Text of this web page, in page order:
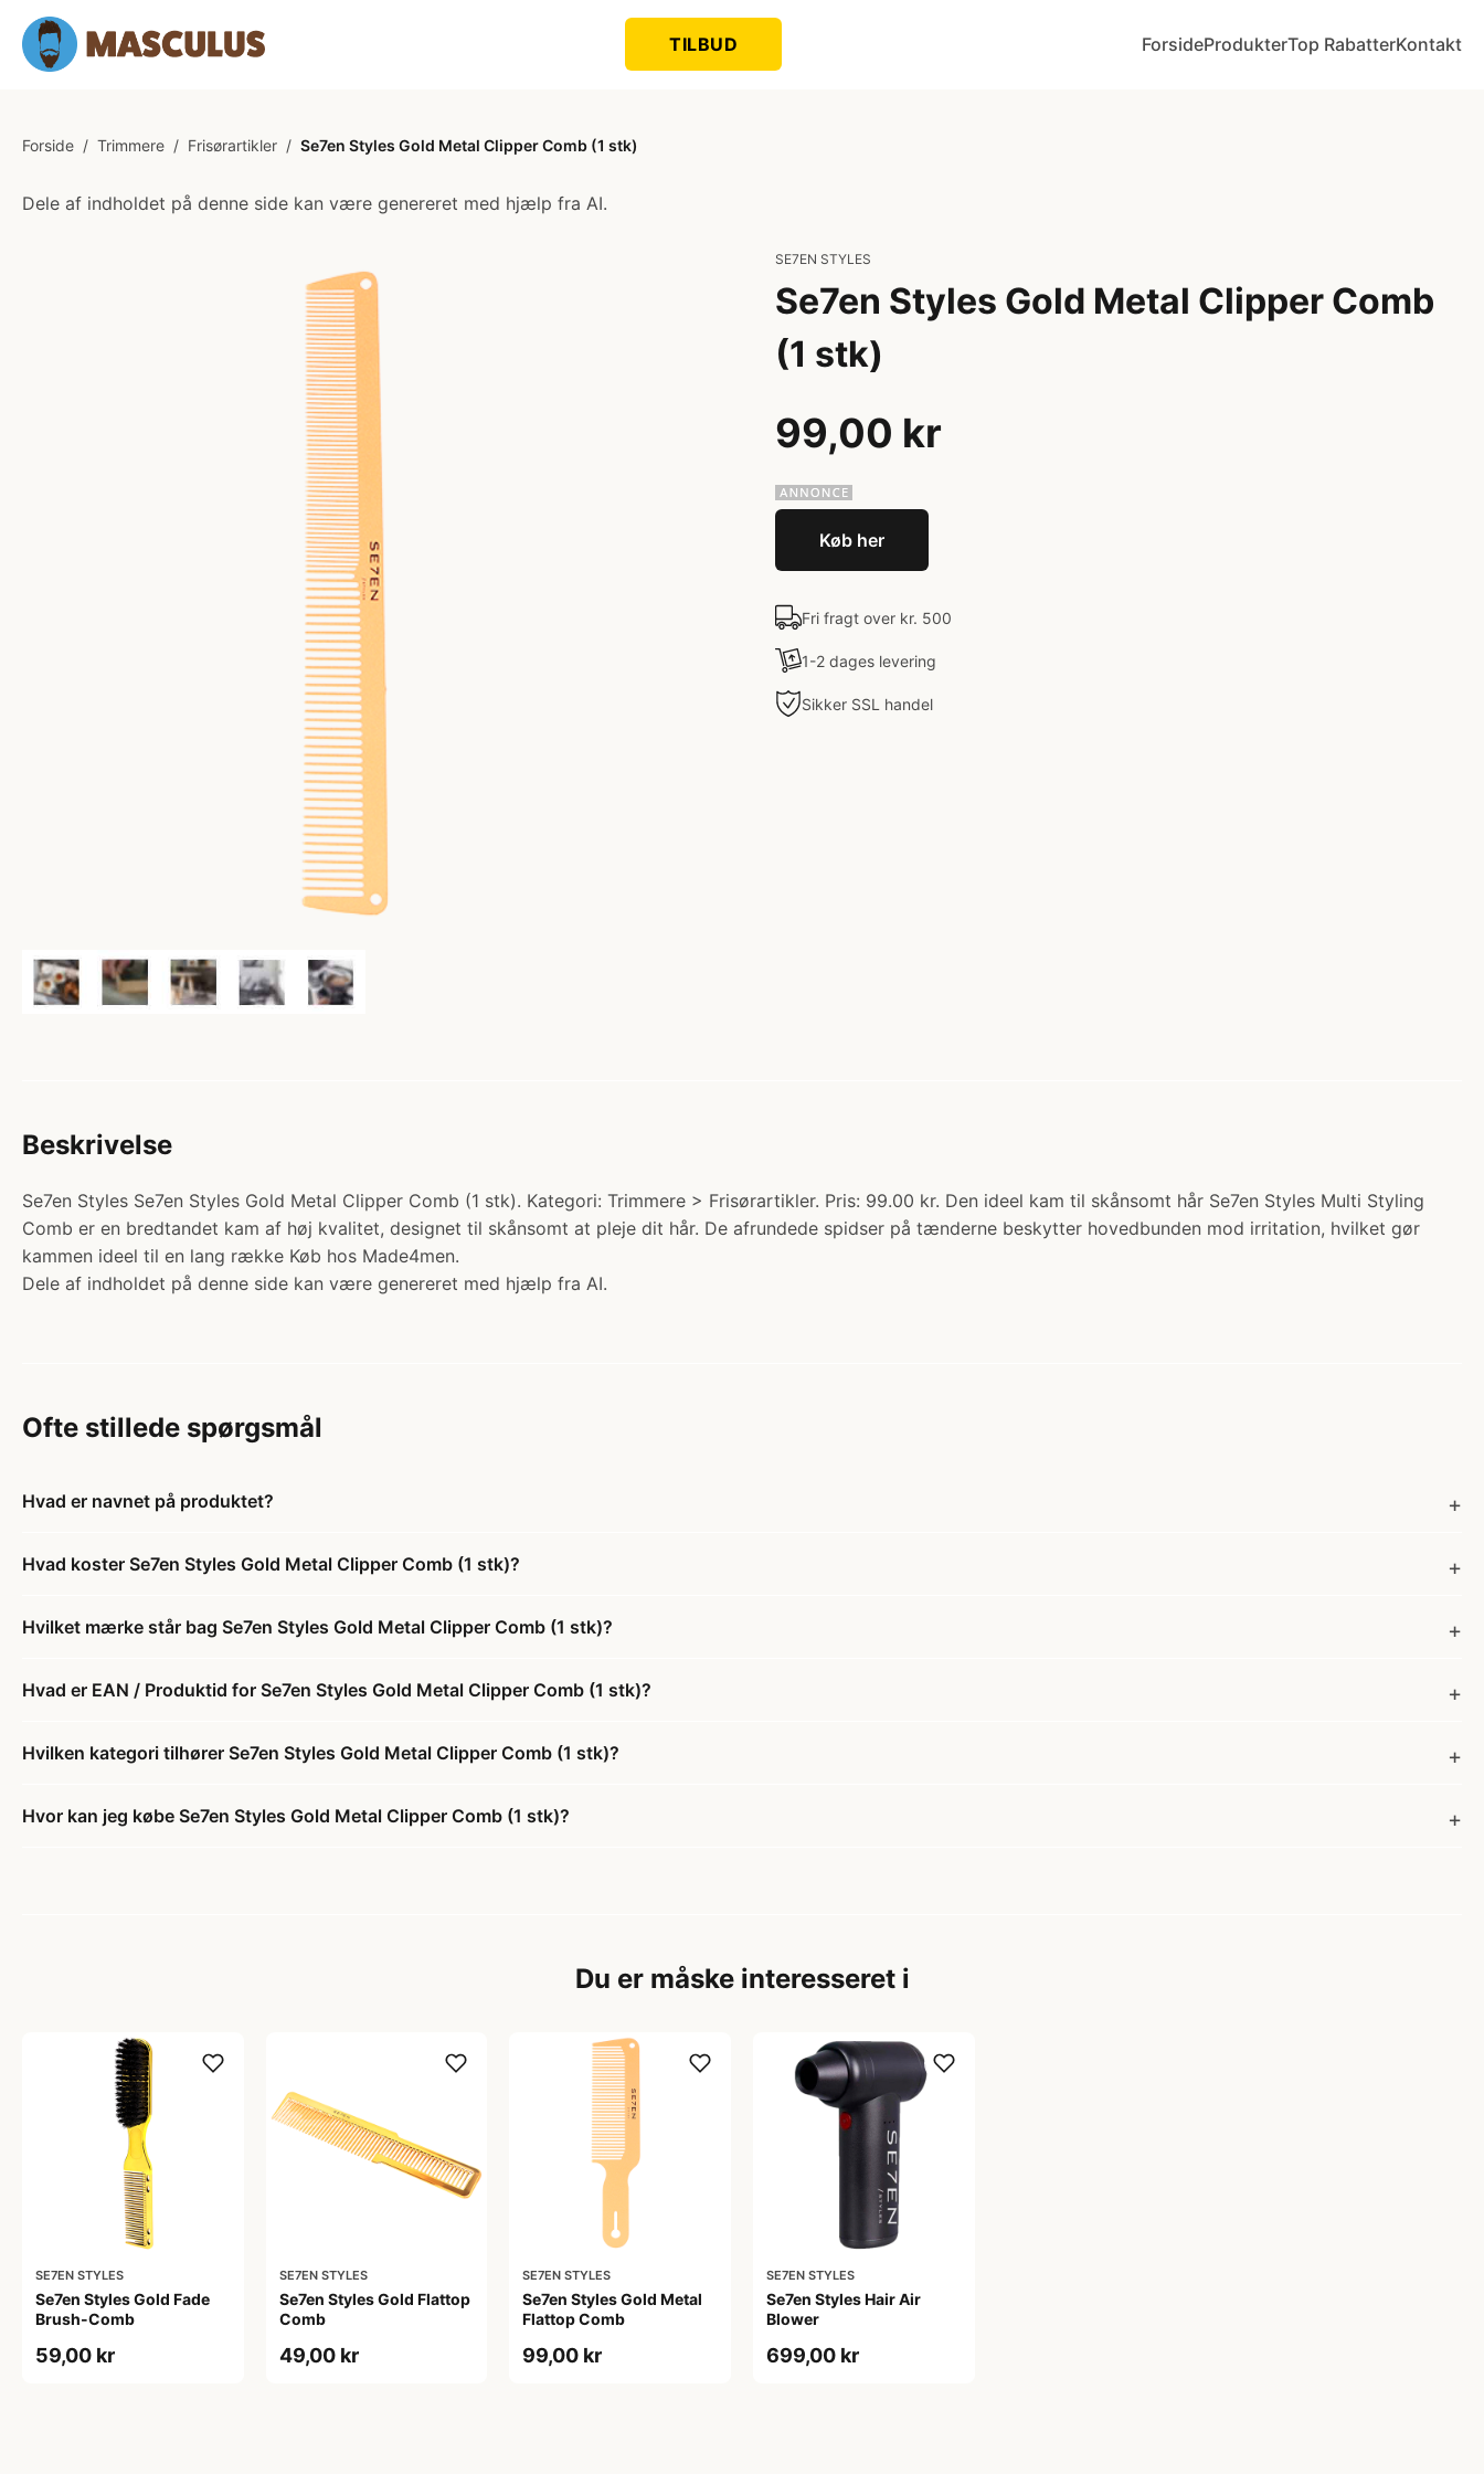
TILBUD ForsideProdukterTop RabatterKontakt
Forside / Trimmere / Frisørartikler / Se7en Styles Gold Metal Clipper Comb (1 stk)
Dele af indholdet på denne side kan være genereret med hjælp fra AI.
SE7EN STYLES
Se7en Styles Gold Metal Clipper Comb
(1 stk)
99,00 kr
Køb her
Fri fragt over kr. 500
1-2 dages levering
Sikker SSL handel
Beskrivelse
Se7en Styles Se7en Styles Gold Metal Clipper Comb (1 stk). Kategori: Trimmere > Frisørartikler. Pris: 99.00 kr. Den ideel kam til skånsomt hår Se7en Styles Multi Styling
Comb er en bredtandet kam af høj kvalitet, designet til skånsomt at pleje dit hår. De afrundede spidser på tænderne beskytter hovedbunden mod irritation, hvilket gør
kammen ideel til en lang række Køb hos Made4men.
Dele af indholdet på denne side kan være genereret med hjælp fra AI.
Ofte stillede spørgsmål
Hvad er navnet på produktet?
Hvad koster Se7en Styles Gold Metal Clipper Comb (1 stk)?
Hvilket mærke står bag Se7en Styles Gold Metal Clipper Comb (1 stk)?
Hvad er EAN / Produktid for Se7en Styles Gold Metal Clipper Comb (1 stk)?
Hvilken kategori tilhører Se7en Styles Gold Metal Clipper Comb (1 stk)?
Hvor kan jeg købe Se7en Styles Gold Metal Clipper Comb (1 stk)?
Du er måske interesseret i
SE7EN STYLES
Se7en Styles Gold Fade
Brush-Comb
59,00 kr
SE7EN STYLES
Se7en Styles Gold Flattop
Comb
49,00 kr
SE7EN STYLES
Se7en Styles Gold Metal
Flattop Comb
99,00 kr
SE7EN STYLES
Se7en Styles Hair Air
Blower
699,00 kr